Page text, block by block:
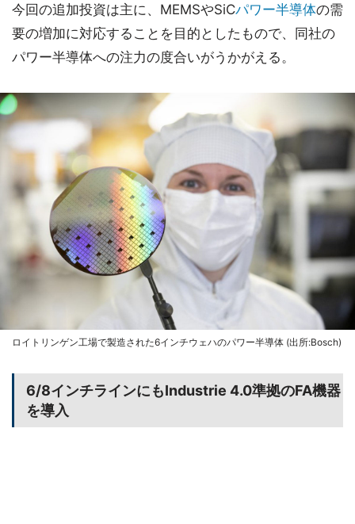
今回の追加投資は主に、MEMSやSiCパワー半導体の需
要の増加に対応することを目的としたもので、同社の
パワー半導体への注力の度合いがうかがえる。
ロイトリンゲン工場で製造された6インチウェハのパワー半導体 (出所:Bosch)
6/8インチラインにもIndustrie 4.0準拠のFA機器
を導入